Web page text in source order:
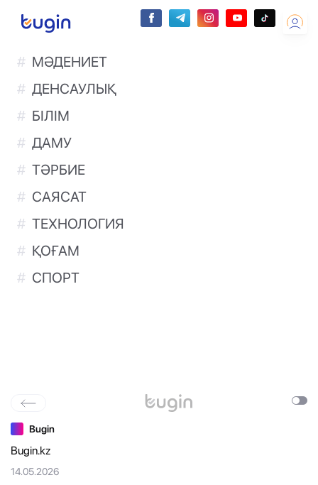
МӘДЕНИЕТ
ДЕНСАУЛЫҚ
БІЛІМ
ДАМУ
ТӘРБИЕ
САЯСАТ
ТЕХНОЛОГИЯ
ҚОҒАМ
СПОРТ
Bugin
Bugin.kz
14.05.2026